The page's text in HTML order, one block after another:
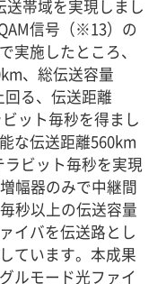
送帯域を実現しまし
信号（※13）の
実施したところ、
、総伝送容量
る、伝送距離
ット毎秒を得まし
な伝送距離560km
ビット毎秒を実現
幅器のみで中継間
秒以上の伝送容量
イバを伝送路とし
ています。本成果
ルモード光ファイ